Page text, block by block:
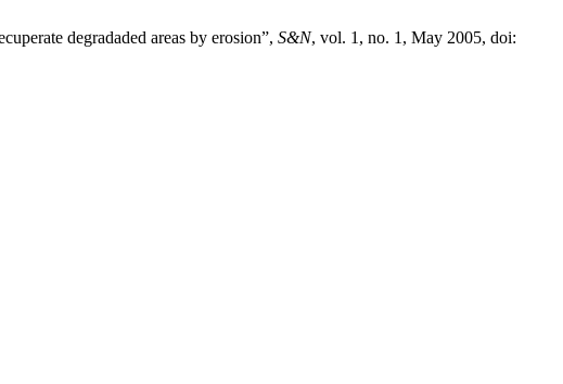
degradaded areas by erosion”, S&N, vol. 1, no. 1, May 2005, doi: